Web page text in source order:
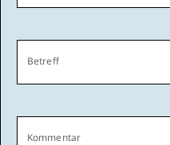
Betreff
Kommentar